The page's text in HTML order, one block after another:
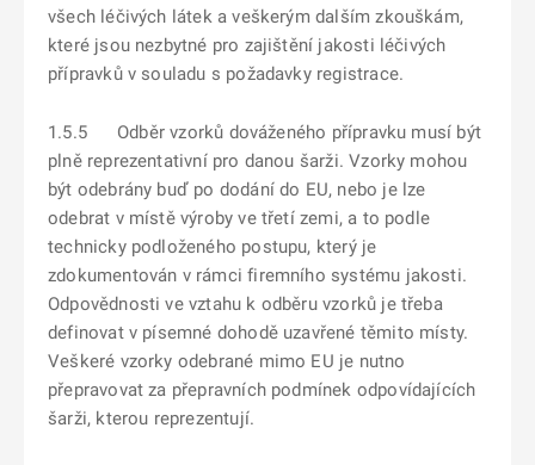
všech léčivých látek a veškerým dalším zkouškám,
které jsou nezbytné pro zajištění jakosti léčivých
přípravků v souladu s požadavky registrace.
1.5.5 Odběr vzorků dováženého přípravku musí být
plně reprezentativní pro danou šarži. Vzorky mohou
být odebrány buď po dodání do EU, nebo je lze
odebrat v místě výroby ve třetí zemi, a to podle
technicky podloženého postupu, který je
zdokumentován v rámci firemního systému jakosti.
Odpovědnosti ve vztahu k odběru vzorků je třeba
definovat v písemné dohodě uzavřené těmito místy.
Veškeré vzorky odebrané mimo EU je nutno
přepravovat za přepravních podmínek odpovídajících
šarži, kterou reprezentují.